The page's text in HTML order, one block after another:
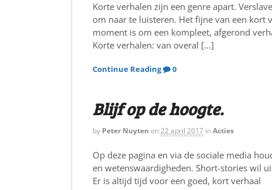
Korte verhalen zijn een genre apart.
om naar te luisteren. Het fijne van een kort
moment is om een kompleet, afgerond
Korte verhalen: van overal […]
Continue Reading 0
Blijf op de hoogte.
by Peter Nuyten on22 april 2017 inActies
Op deze pagina en via de sociale media
en wetenswaardigheden. Short-stories wil
Er is altijd tijd voor een goed, kort verhaal